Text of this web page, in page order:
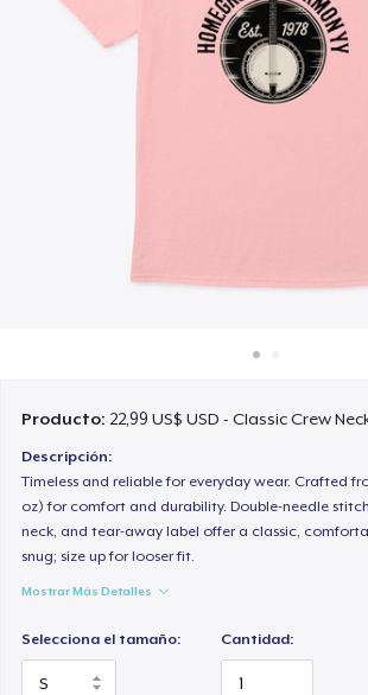
Venda en todas partes
Venda lo que sea
Producto: 22,99 US$ USD - Classic Crew
Descripción:
Timeless and reliable for everyday wear. Crafted
oz) for comfort and durability. Double-needle
neck, and tear-away label offer a classic,
snug; size up for looser fit.
Mostrar Más Detalles
Selecciona el tamaño: Cantidad: